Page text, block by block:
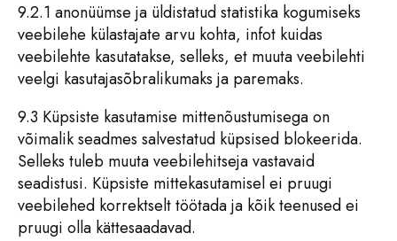
9.2.1 anonüümse ja üldistatud statistika kogumiseks
veebilehe külastajate arvu kohta, infot kuidas
veebilehte kasutatakse, selleks, et muuta veebilehti
veelgi kasutajasõbralikumaks ja paremaks.
9.3 Küpsiste kasutamise mittenõustumisega on
võimalik seadmes salvestatud küpsised blokeerida.
Selleks tuleb muuta veebilehitseja vastavaid
seadistusi. Küpsiste mittekasutamisel ei pruugi
veebilehed korrektselt töötada ja kõik teenused ei
pruugi olla kättesaadavad.